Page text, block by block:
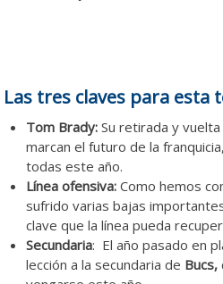
Las tres claves para esta
Tom Brady:Su retirada y
marcan el futuro de la
todas este año.
Línea ofensiva: Como hemos
sufrido varias bajas
clave que la línea pueda
Secundaria: El año pasado en
lección a la secundaria de Bucs,